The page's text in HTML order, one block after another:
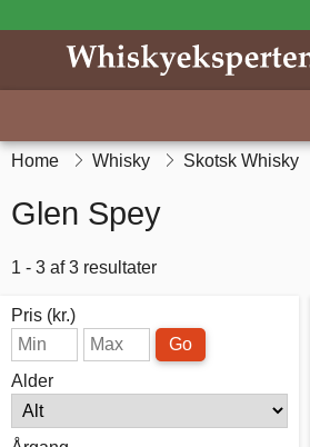
Home Whisky Skotsk Whisky
Glen Spey
1 - 3 af 3 resultater
Pris (kr.)
Go
Alder